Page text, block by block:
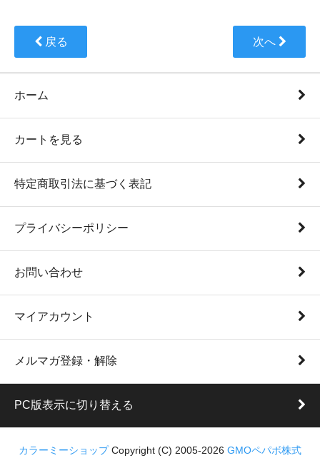
戻る 次へ
ホーム
カートを見る
特定商取引法に基づく表記
プライバシーポリシー
お問い合わせ
マイアカウント
メルマガ登録・解除
PC版表示に切り替える
カラーミーショップ Copyright (C) 2005-2026 GMOペパボ株式